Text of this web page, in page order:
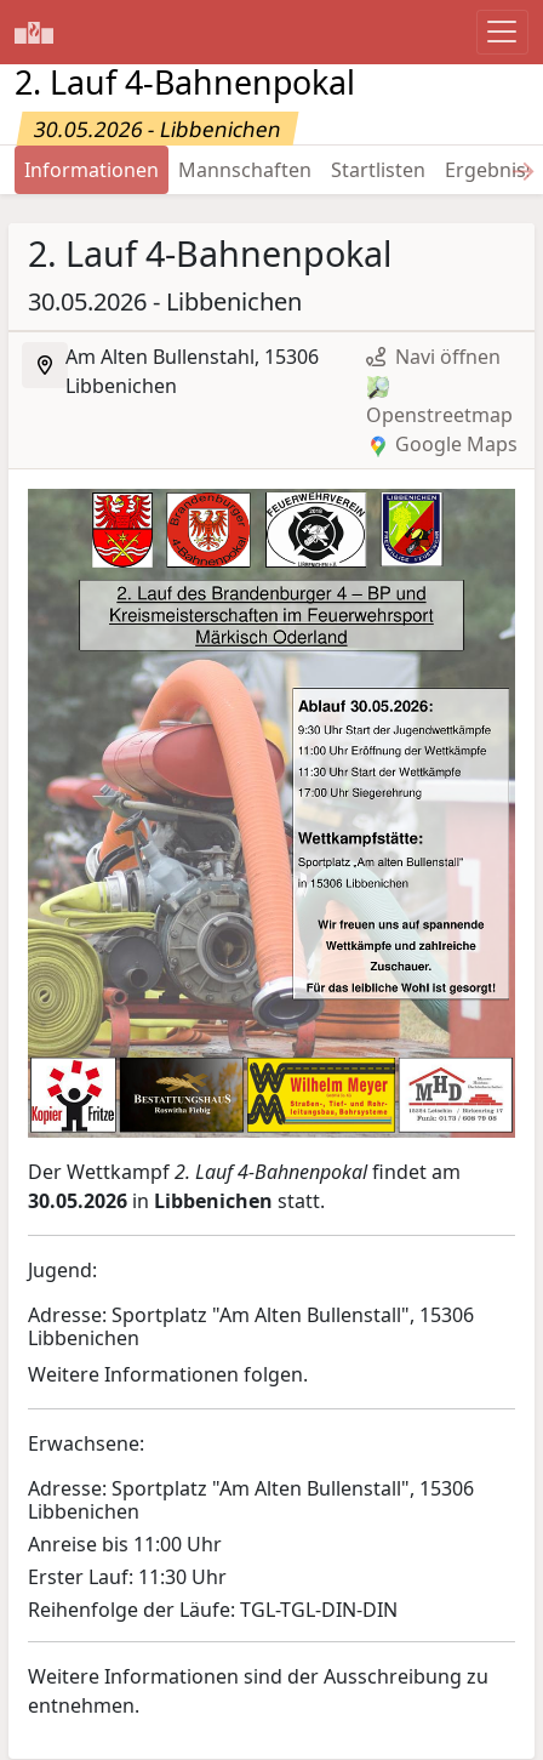
2. Lauf 4-Bahnenpokal
30.05.2026 - Libbenichen
Informationen Mannschaften Startlisten →
2. Lauf 4-Bahnenpokal
30.05.2026 - Libbenichen
Am Alten Bullenstahl, 15306
Libbenichen
Navi öffnen
Openstreetmap
Google Maps
Der Wettkampf2. Lauf 4-Bahnenpokalfindet am
30.05.2026 in Libbenichen statt.
Jugend:
Adresse: Sportplatz "Am Alten Bullenstall", 15306
Libbenichen
Weitere Informationen folgen.
Erwachsene:
Adresse: Sportplatz "Am Alten Bullenstall", 15306
Libbenichen
Anreise bis 11:00 Uhr
Erster Lauf: 11:30 Uhr
Reihenfolge der Läufe: TGL-TGL-DIN-DIN
Weitere Informationen sind der Ausschreibung zu
entnehmen.